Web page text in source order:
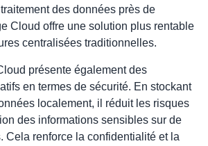
des données près de
Cloud offre une solution plus rentable
centralisées traditionnelles.
présente également des
en termes de sécurité. En stockant
localement, il réduit les risques
des informations sensibles sur de
Cela renforce la confidentialité et la